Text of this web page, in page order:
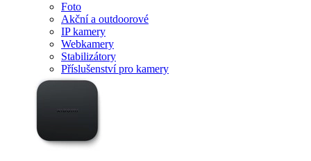
Foto
Akční a outdoorové
IP kamery
Webkamery
Stabilizátory
Příslušenství pro kamery